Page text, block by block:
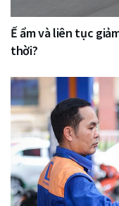
Ế ẩm và liên tục
thời?